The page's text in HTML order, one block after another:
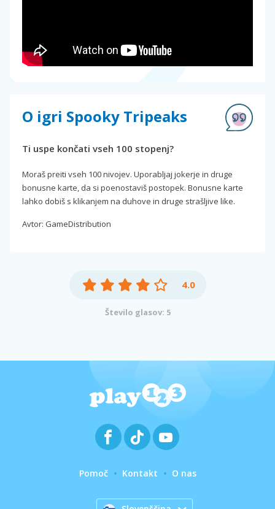
O igri Spooky Tripeaks
Ti uspe končati vseh 100 stopenj?
Moraš preiti vseh 100 nivojev. Uporabljaj jokerje in druge
bonusne karte, da si poenostaviš postopek. Bonusne karte
lahko dobiš s klikanjem na duhove in druge strašljive like.
Avtor: GameDistribution
4.0
Število glasov: 5
Pomoč Kontakt O nas